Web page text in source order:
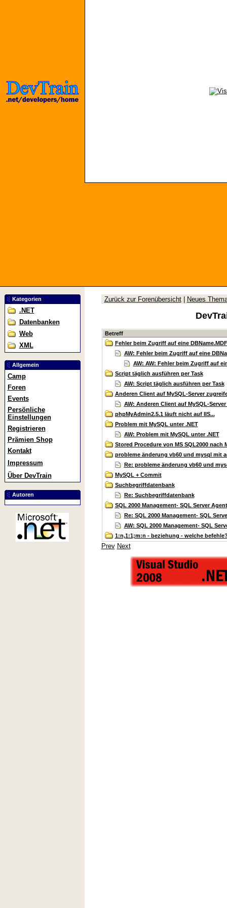
Kategorien
.NET
Datenbanken
Web
XML
Allgemein
Camp
Foren
Events
Persönliche
Einstellungen
Registrieren
Prämien Shop
Kontakt
Impressum
Über DevTrain
Autoren
Zurück zur Forenübersicht| Neues
Betreff
Fehler beim Zugriff auf eine
AW: Fehler beim Zugriff auf eine
AW: AW: Fehler beim Zugriff auf
Script täglich ausführen per Task
AW: Script täglich ausführen per Task
Anderen Client auf MySQL-Server
AW: Anderen Client auf MySQL-
phpMyAdmin2.5.1 läuft nicht auf IIS...
Problem mit MySQL unter .NET
AW: Problem mit MySQL unter .NET
Stored Procedure von MS SQL2000 nach
probleme änderung vb60 und mysql mit
Re: probleme änderung vb60 und
MySQL + Commit
Suchbegriffdatenbank
Re: Suchbegriffdatenbank
SQL 2000 Management- SQL Server
Re: SQL 2000 Management- SQL
AW: SQL 2000 Management- SQL
1:n,1:1;m:n - beziehung - welche
Prev Next